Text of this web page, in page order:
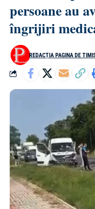
persoane au
îngrijiri
REDACȚIA PAGINA DE